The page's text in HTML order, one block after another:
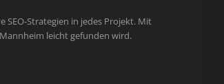
SEO-Strategien in jedes Projekt. Mit
leicht gefunden wird.